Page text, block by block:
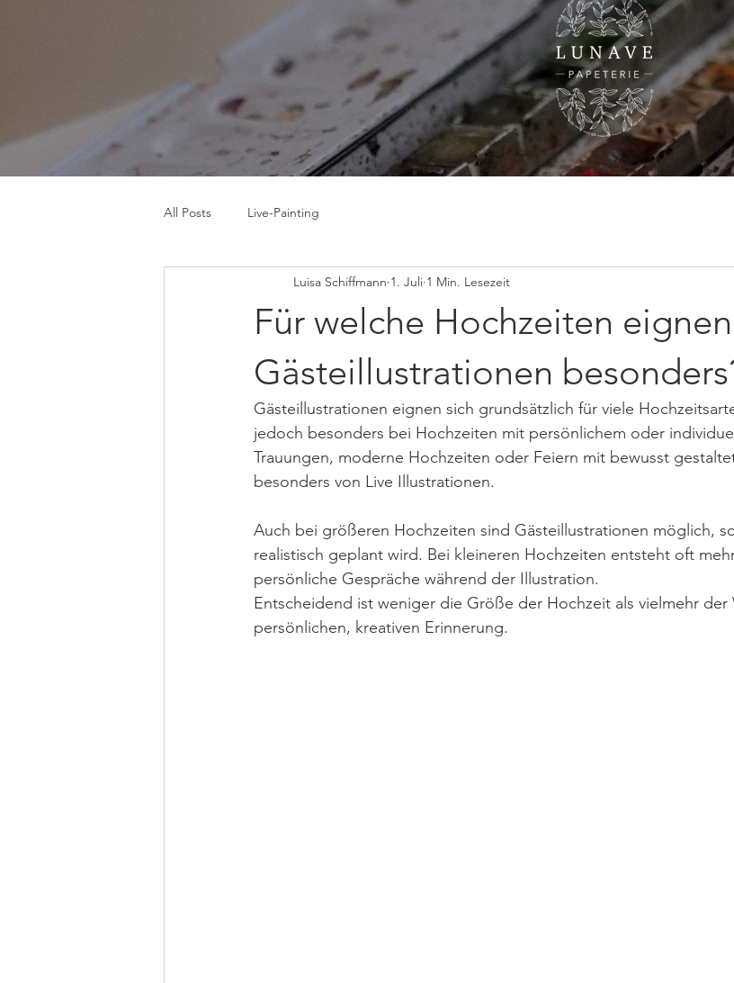
Startseite Firmenevents Atelierpost Workshops
All Posts Live-Painting
Für welche Hochzeiten
Gästeillustrationen
Luisa Schiffmann 1. Juli 1 Min. Lesezeit
Gästeillustrationen eignen sich grundsätzlich für viele
jedoch besonders bei Hochzeiten mit persönlichem oder
Trauungen, moderne Hochzeiten oder Feiern mit bewusst
besonders von Live Illustrationen.
Auch bei größeren Hochzeiten sind Gästeillustrationen möglich,
realistisch geplant wird. Bei kleineren Hochzeiten entsteht oft
persönliche Gespräche während der Illustration.
Entscheidend ist weniger die Größe der Hochzeit als vielmehr der
persönlichen, kreativen Erinnerung.